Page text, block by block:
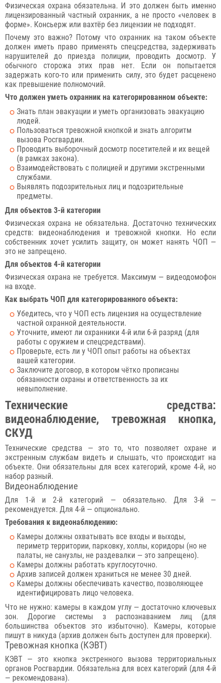
Физическая охрана обязательна. И это должен быть именно
лицензированный частный охранник, а не просто «человек в
форме». Консьерж или вахтёр без лицензии не подходят.
Почему это важно? Потому что охранник на таком объекте
должен иметь право применять спецсредства, задерживать
нарушителей до приезда полиции, проводить досмотр. У
обычного сторожа этих прав нет. Если он попытается
задержать кого-то или применить силу, это будет расценено
как превышение полномочий.
Что должен уметь охранник на категорированном объекте:
Знать план эвакуации и уметь организовать эвакуацию
людей.
Пользоваться тревожной кнопкой и знать алгоритм
вызова Росгвардии.
Проводить выборочный досмотр посетителей и их вещей
(в рамках закона).
Взаимодействовать с полицией и другими экстренными
службами.
Выявлять подозрительных лиц и подозрительные
предметы.
Для объектов 3-й категории
Физическая охрана не обязательна. Достаточно технических
средств: видеонаблюдения и тревожной кнопки. Но если
собственник хочет усилить защиту, он может нанять ЧОП —
это не запрещено.
Для объектов 4-й категории
Физическая охрана не требуется. Максимум — видеодомофон
на входе.
Как выбрать ЧОП для категорированного объекта:
Убедитесь, что у ЧОП есть лицензия на осуществление
частной охранной деятельности.
Уточните, имеют ли охранники 4-й или 6-й разряд (для
работы с оружием и спецсредствами).
Проверьте, есть ли у ЧОП опыт работы на объектах
вашей категории.
Заключите договор, в котором чётко прописаны
обязанности охраны и ответственность за их
невыполнение.
Технические средства:
видеонаблюдение, тревожная кнопка,
СКУД
Технические средства — это то, что позволяет охране и
экстренным службам видеть и слышать, что происходит на
объекте. Они обязательны для всех категорий, кроме 4-й, но
набор разный.
Видеонаблюдение
Для 1-й и 2-й категорий — обязательно. Для 3-й —
рекомендуется. Для 4-й — опционально.
Требования к видеонаблюдению:
Камеры должны охватывать все входы и выходы,
периметр территории, парковку, холлы, коридоры (но не
палаты, не санузлы, не раздевалки — это запрещено).
Камеры должны работать круглосуточно.
Архив записей должен храниться не менее 30 дней.
Камеры должны обеспечивать качество, позволяющее
идентифицировать лицо человека.
Что не нужно: камеры в каждом углу — достаточно ключевых
зон. Дорогие системы з распознаванием лиц (для
большинства объектов это избыточно). Камеры, которые
пишут в никуда (архив должен быть доступен для проверки).
Тревожная кнопка (КЭВТ)
КЭВТ — это кнопка экстренного вызова территориальных
органов Росгвардии. Обязательна для всех категорий (для 4-й
— рекомендована).